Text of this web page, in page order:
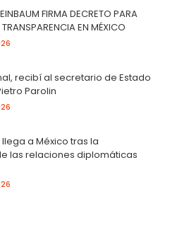
FIRMA DECRETO PARA
TRANSPARENCIA EN MÉXICO
recibí al secretario de Estado
Parolin
a México tras la
las relaciones diplomáticas